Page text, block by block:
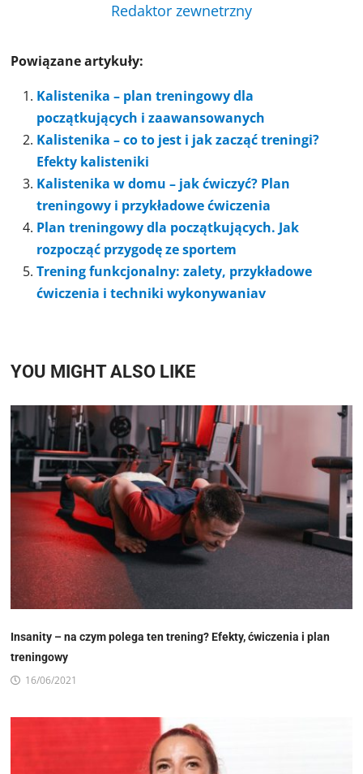
Redaktor zewnetrzny
Powiązane artykuły:
Kalistenika – plan treningowy dla
początkujących i zaawansowanych
Kalistenika – co to jest i jak zacząć treningi?
Efekty kalisteniki
Kalistenika w domu – jak ćwiczyć? Plan
treningowy i przykładowe ćwiczenia
Plan treningowy dla początkujących. Jak
rozpocząć przygodę ze sportem
Trening funkcjonalny: zalety, przykładowe
ćwiczenia i techniki wykonywaniav
YOU MIGHT ALSO LIKE
Insanity – na czym polega ten trening? Efekty, ćwiczenia i plan
treningowy
16/06/2021